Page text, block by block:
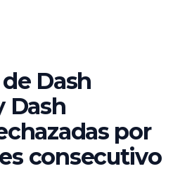
Dash
Dash
por
consecutivo